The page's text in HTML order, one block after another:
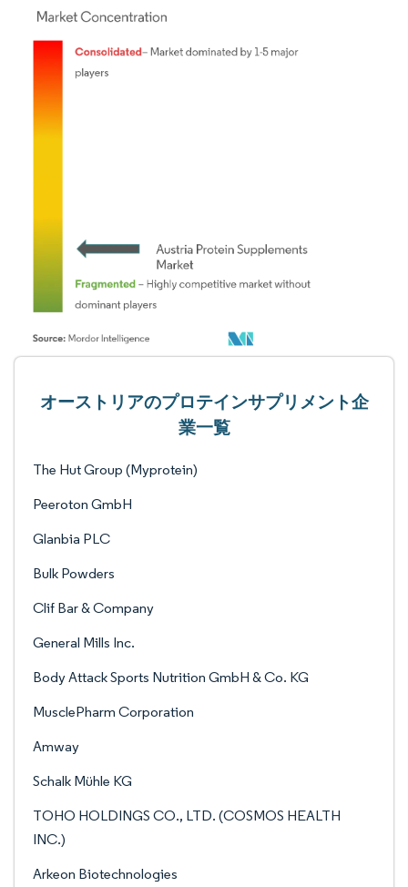
オーストリアのプロテインサプリメント企
業一覧
The Hut Group (Myprotein)
Peeroton GmbH
Glanbia PLC
Bulk Powders
Clif Bar & Company
General Mills Inc.
Body Attack Sports Nutrition GmbH & Co. KG
MusclePharm Corporation
Amway
Schalk Mühle KG
TOHO HOLDINGS CO., LTD. (COSMOS HEALTH
INC.)
Arkeon Biotechnologies